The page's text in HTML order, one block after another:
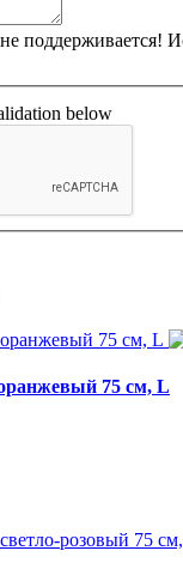
поддерживается!
below
75 см, L